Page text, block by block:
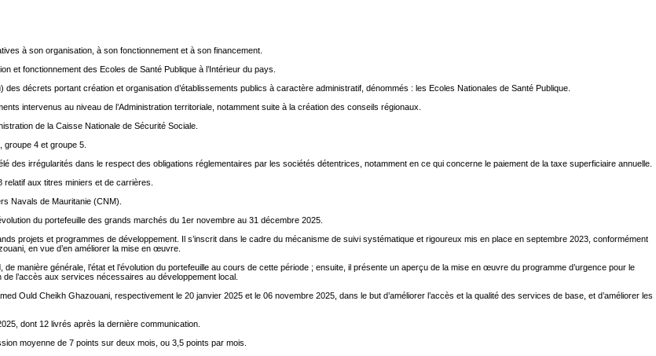
à son organisation, à son fonctionnement et à son financement.
et fonctionnement des Ecoles de Santé Publique à l’Intérieur du pays.
décrets portant création et organisation d’établissements publics à caractère administratif, dénommés : les Ecoles Nationales de Santé Publique.
intervenus au niveau de l’Administration territoriale, notamment suite à la création des conseils régionaux.
de la Caisse Nationale de Sécurité Sociale.
groupe 4 et groupe 5.
irrégularités dans le respect des obligations réglementaires par les sociétés détentrices, notamment en ce qui concerne le paiement de la taxe superficiaire annuelle.
relatif aux titres miniers et de carrières.
Navals de Mauritanie (CNM).
du portefeuille des grands marchés du 1er novembre au 31 décembre 2025.
projets et programmes de développement. Il s’inscrit dans le cadre du mécanisme de suivi systématique et rigoureux mis en place en septembre 2023, conformément
en vue d’en améliorer la mise en œuvre.
manière générale, l’état et l’évolution du portefeuille au cours de cette période ; ensuite, il présente un aperçu de la mise en œuvre du programme d’urgence pour le
l’accès aux services nécessaires au développement local.
Ould Cheikh Ghazouani, respectivement le 20 janvier 2025 et le 06 novembre 2025, dans le but d’améliorer l’accès et la qualité des services de base, et d’améliorer les
dont 12 livrés après la dernière communication.
moyenne de 7 points sur deux mois, ou 3,5 points par mois.